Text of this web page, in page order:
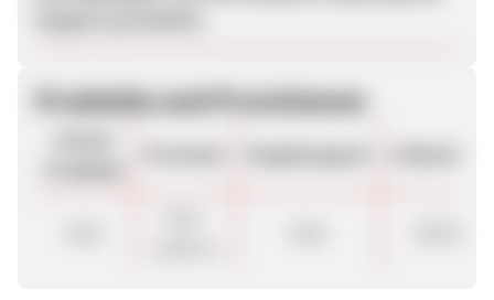
Produkte und Provisionen